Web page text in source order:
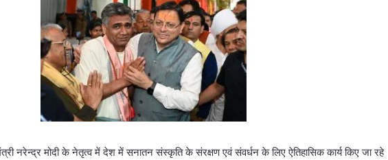
नरेन्द्र मोदी के नेतृत्व में देश में सनातन संस्कृति के संरक्षण एवं संवर्धन के लिए ऐतिहासिक कार्य किए जा रहे